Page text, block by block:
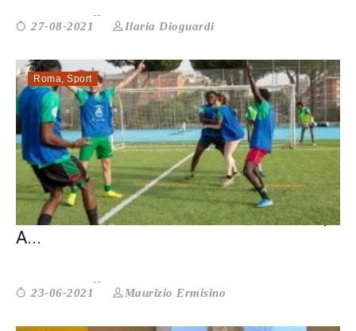
27-08-2021 Ilaria Dioguardi
Roma, Sport
FOOTBALL3: L’ALTRO LATO DEL CALCIO,
A...
23-06-2021 Maurizio Ermisino